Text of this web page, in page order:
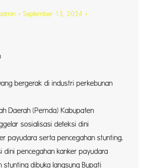
September 13, 2024
bergerak di industri perkebunan
Daerah (Pemda) Kabupaten
sosialisasi deteksi dini
payudara serta pencegahan stunting.
dini pencegahan kanker payudara
stunting dibuka langsung Bupati